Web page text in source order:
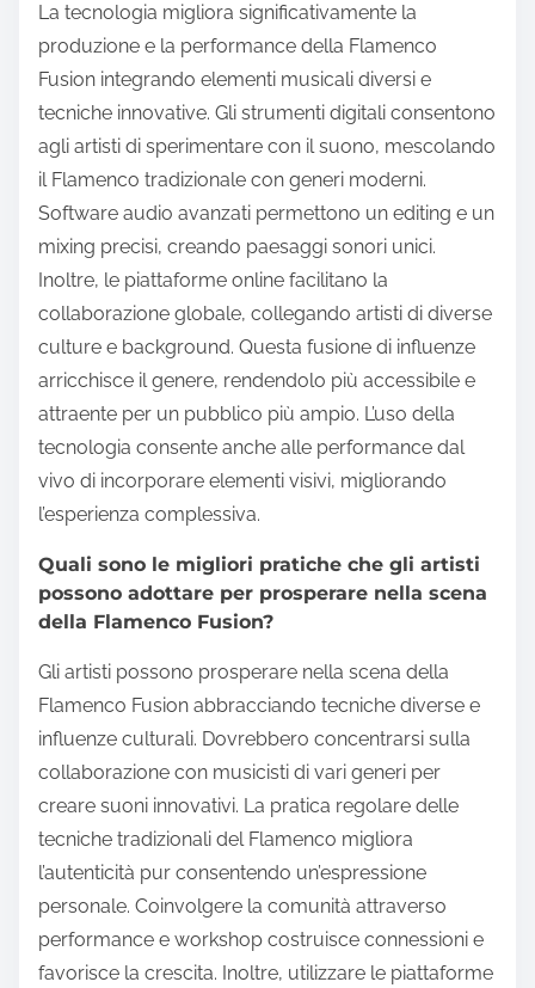
La tecnologia migliora significativamente la
produzione e la performance della Flamenco
Fusion integrando elementi musicali diversi e
tecniche innovative. Gli strumenti digitali consentono
agli artisti di sperimentare con il suono, mescolando
il Flamenco tradizionale con generi moderni.
Software audio avanzati permettono un editing e un
mixing precisi, creando paesaggi sonori unici.
Inoltre, le piattaforme online facilitano la
collaborazione globale, collegando artisti di diverse
culture e background. Questa fusione di influenze
arricchisce il genere, rendendolo più accessibile e
attraente per un pubblico più ampio. L’uso della
tecnologia consente anche alle performance dal
vivo di incorporare elementi visivi, migliorando
l’esperienza complessiva.
Quali sono le migliori pratiche che gli artisti
possono adottare per prosperare nella scena
della Flamenco Fusion?
Gli artisti possono prosperare nella scena della
Flamenco Fusion abbracciando tecniche diverse e
influenze culturali. Dovrebbero concentrarsi sulla
collaborazione con musicisti di vari generi per
creare suoni innovativi. La pratica regolare delle
tecniche tradizionali del Flamenco migliora
l’autenticità pur consentendo un’espressione
personale. Coinvolgere la comunità attraverso
performance e workshop costruisce connessioni e
favorisce la crescita. Inoltre, utilizzare le piattaforme